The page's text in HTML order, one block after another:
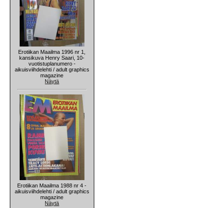
Erotiikan Maailma 1996 nr 1,
kansikuva Henry Saari, 10-
vuotistuplanumero -
aikuisviihdelehti / adult graphics
magazine
Näytä
Erotiikan Maailma 1988 nr 4 -
aikuisviihdelehti / adult graphics
magazine
Näytä